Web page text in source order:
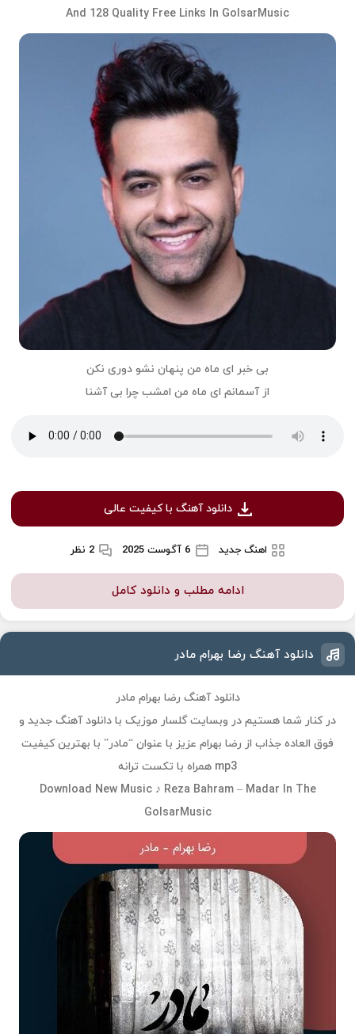
And 128 Quality Free Links In GolsarMusic
بی خبر ای ماه من پنهان نشو دوری نکن
از آسمانم ای ماه من امشب چرا بی آشنا
دانلود آهنگ با کیفیت عالی
اهنگ جدید 6 آگوست 2025 2 نظر
ادامه مطلب و دانلود کامل
دانلود آهنگ رضا بهرام مادر
دانلود آهنگ رضا بهرام مادر
در کنار شما هستیم در وبسایت گلسار موزیک با دانلود آهنگ جدید و
فوق العاده جذاب از رضا بهرام عزیز با عنوان “مادر” با بهترین کیفیت
mp3 همراه با تکست ترانه
Download New Music ♪ Reza Bahram – Madar In The
GolsarMusic